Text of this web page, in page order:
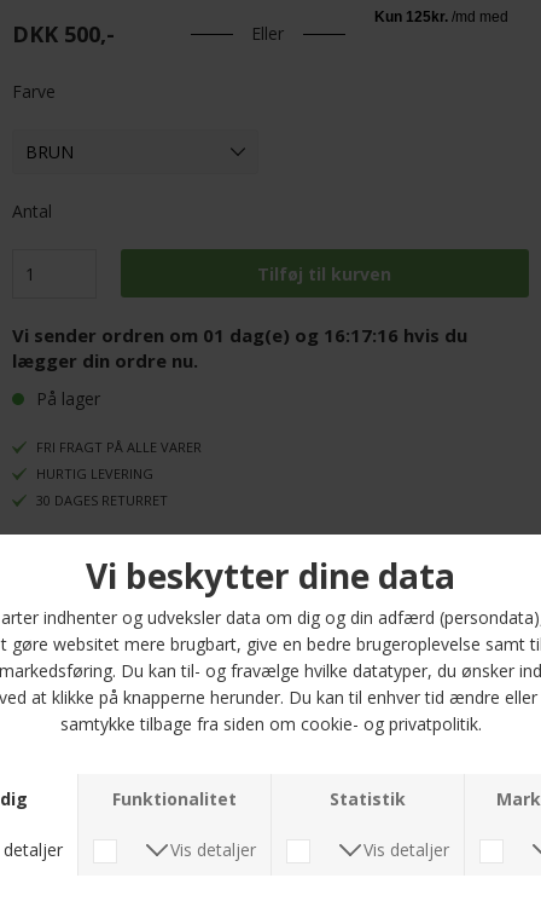
DKK 500,- Eller
Farve
Antal
Vi sender ordren om 01 dag(e) og 16:17:15 hvis du
lægger din ordre nu.
På lager
FRI FRAGT PÅ ALLE VARER
HURTIG LEVERING
30 DAGES RETURRET
fuldnarvet læder. Pungen har seks kortrum, to seddelrum og et rum til
mønter, der lukkes med lynlås. Indvendigt er der også et transparent rum til
dit ID-kort, som du nemt kan få adgang til gennem den brede åbning.
Pungen er udstyret med en RFID-beskyttelse, der holder dine kort beskyttet
mod skimming. Læderet i dette produkt er af højeste kvalitet og er blevet
behandlet i et garveri certificeret af Leather Working Group
- 8,5 x 11 cm
Læs mere om Kundeklubben her